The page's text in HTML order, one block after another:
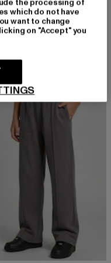
the processing of
which do not have
want to change
on "Accept" you